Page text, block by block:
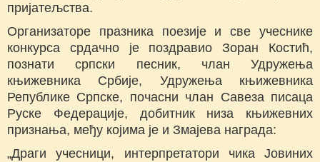
пријатељства.
Организаторе празника поезије и све учеснике
конкурса срдачно је поздравио Зоран Костић,
познати српски песник, члан Удружења
књижевника Србије, Удружења књижевника
Републике Српске, почасни члан Савеза писаца
Руске Федерације, добитник низа књижевних
признања, међу којима је и Змајева награда:
„Драги учесници, интерпретатори чика Јовиних